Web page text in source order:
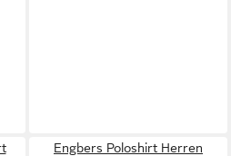
Engbers Poloshirt Herren